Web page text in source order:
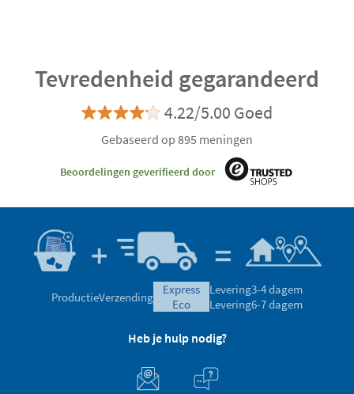
Tevredenheid gegarandeerd
4.22/5.00 Goed
Gebaseerd op 895 meningen
Beoordelingen geverifieerd door
ProductieVerzending
express
eco
Levering3-4 dagem
Levering6-7 dagem
Heb je hulp nodig?